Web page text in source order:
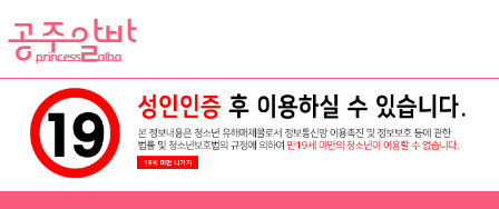
채용정보 인재정보 업소정보 서비스안내